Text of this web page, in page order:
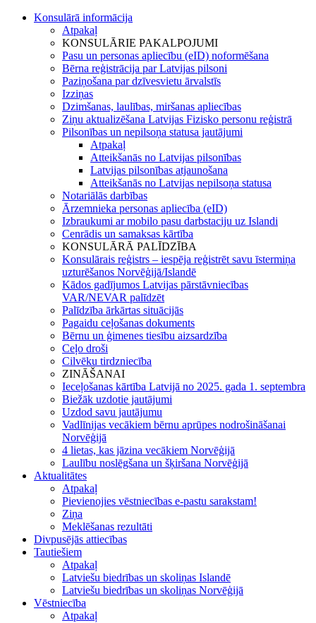
Konsulārā informācija
Atpakaļ
KONSULĀRIE PAKALPOJUMI
Pasu un personas apliecību (eID) noformēšana
Bērna reģistrācija par Latvijas pilsoni
Paziņošana par dzīvesvietu ārvalstīs
Izziņas
Dzimšanas, laulības, miršanas apliecības
Ziņu aktualizēšana Latvijas Fizisko personu reģistrā
Pilsonības un nepilsoņa statusa jautājumi
Atpakaļ
Atteikšanās no Latvijas pilsonības
Latvijas pilsonības atjaunošana
Atteikšanās no Latvijas nepilsoņa statusa
Notariālās darbības
Ārzemnieka personas apliecība (eID)
Izbraukumi ar mobilo pasu darbstaciju uz Islandi
Cenrādis un samaksas kārtība
KONSULĀRĀ PALĪDZĪBA
Konsulārais reģistrs – iespēja reģistrēt savu īstermiņa
uzturēšanos Norvēģijā/Islandē
Kādos gadījumos Latvijas pārstāvniecības
VAR/NEVAR palīdzēt
Palīdzība ārkārtas situācijās
Pagaidu ceļošanas dokuments
Bērnu un ģimenes tiesību aizsardzība
Ceļo droši
Cilvēku tirdzniecība
ZINĀŠANAI
Ieceļošanas kārtība Latvijā no 2025. gada 1. septembra
Biežāk uzdotie jautājumi
Uzdod savu jautājumu
Vadlīnijas vecākiem bērnu aprūpes nodrošināšanai
Norvēģijā
4 lietas, kas jāzina vecākiem Norvēģijā
Laulību noslēgšana un šķiršana Norvēģijā
Aktualitātes
Atpakaļ
Pievienojies vēstniecības e-pastu sarakstam!
Ziņa
Meklēšanas rezultāti
Divpusējās attiecības
Tautiešiem
Atpakaļ
Latviešu biedrības un skoliņas Islandē
Latviešu biedrības un skoliņas Norvēģijā
Vēstniecība
Atpakaļ